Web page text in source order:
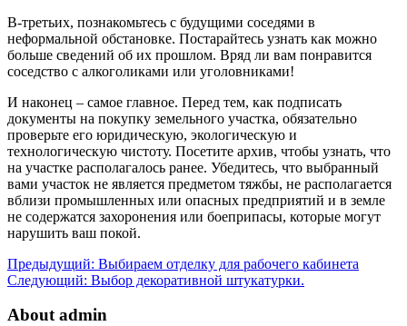
В-третьих, познакомьтесь с будущими соседями в
неформальной обстановке. Постарайтесь узнать как можно
больше сведений об их прошлом. Вряд ли вам понравится
соседство с алкоголиками или уголовниками!
И наконец – самое главное. Перед тем, как подписать
документы на покупку земельного участка, обязательно
проверьте его юридическую, экологическую и
технологическую чистоту. Посетите архив, чтобы узнать, что
на участке располагалось ранее. Убедитесь, что выбранный
вами участок не является предметом тяжбы, не располагается
вблизи промышленных или опасных предприятий и в земле
не содержатся захоронения или боеприпасы, которые могут
нарушить ваш покой.
Предыдущий: Выбираем отделку для рабочего кабинета
Следующий: Выбор декоративной штукатурки.
About admin